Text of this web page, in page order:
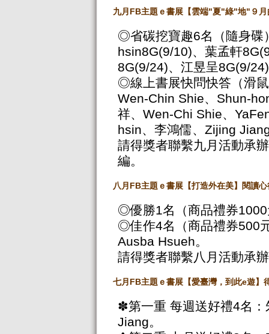
九月FB主題ｅ書展【雲端"夏"綠"地" ９
◎省碳挖寶趣6名（隨身碟
hsin8G(9/10)、葉孟軒
8G(9/24)、江昱呈8G(9/
◎線上書展快問快答（滑
Wen-Chin Shie、Shun-
祥、Wen-Chi Shie、
hsin、李鴻儒、Zijing
請得獎者聯繫九月活動承
編。
八月FB主題ｅ書展【打造外在美】閱讀
◎優勝1名（商品禮券
◎佳作4名（商品禮券500
Ausba Hsueh。
請得獎者聯繫八月活動承
七月FB主題ｅ書展【愛臺灣，到此e遊】
✽第一重 每週送好禮4名
Jiang。